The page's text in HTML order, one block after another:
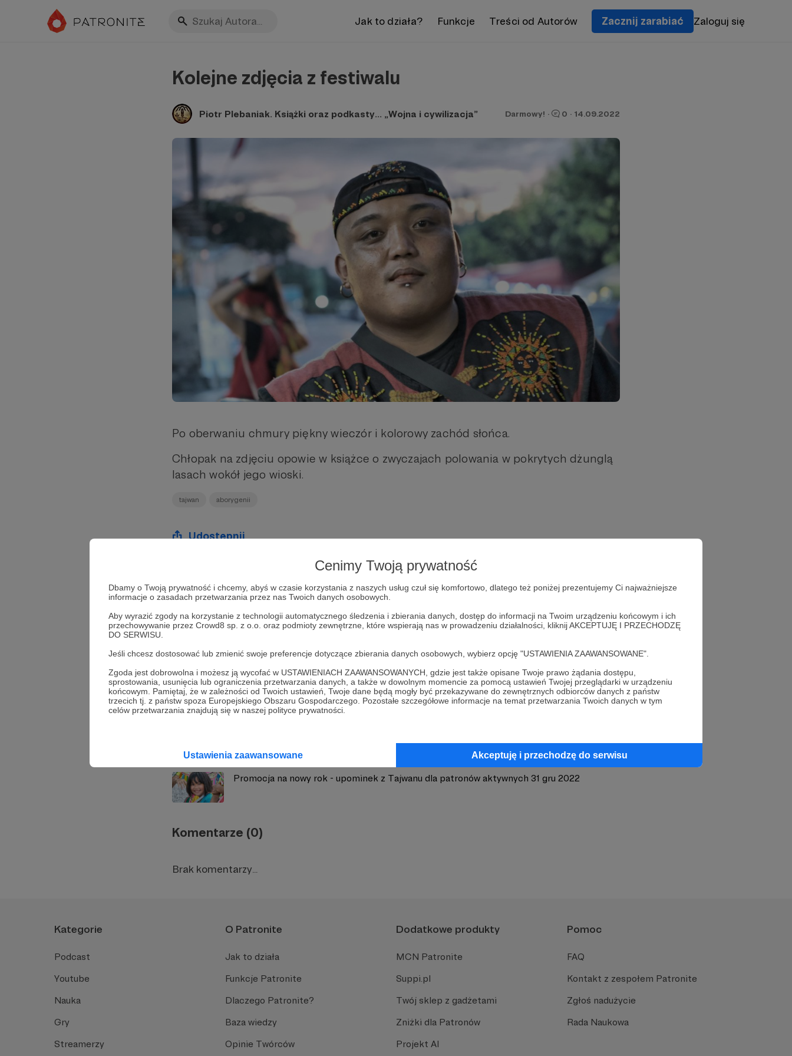
Cenimy Twoją prywatność
Dbamy o Twoją prywatność i chcemy, abyś w czasie korzystania z naszych usług czuł się komfortowo, dlatego też poniżej prezentujemy Ci najważniejsze
informacje o zasadach przetwarzania przez nas Twoich danych osobowych.
Aby wyrazić zgody na korzystanie z technologii automatycznego śledzenia i zbierania danych, dostęp do informacji na Twoim urządzeniu końcowym i ich
przechowywanie przez Crowd8 sp. z o.o. oraz podmioty zewnętrzne, które wspierają nas w prowadzeniu działalności, kliknij AKCEPTUJĘ I PRZECHODZĘ
DO SERWISU.
Jeśli chcesz dostosować lub zmienić swoje preferencje dotyczące zbierania danych osobowych, wybierz opcję "USTAWIENIA ZAAWANSOWANE".
Zgoda jest dobrowolna i możesz ją wycofać w USTAWIENIACH ZAAWANSOWANYCH, gdzie jest także opisane Twoje prawo żądania dostępu,
sprostowania, usunięcia lub ograniczenia przetwarzania danych, a także w dowolnym momencie za pomocą ustawień Twojej przeglądarki w urządzeniu
końcowym. Pamiętaj, że w zależności od Twoich ustawień, Twoje dane będą mogły być przekazywane do zewnętrznych odbiorców danych z państw
trzecich tj. z państw spoza Europejskiego Obszaru Gospodarczego. Pozostałe szczegółowe informacje na temat przetwarzania Twoich danych w tym
celów przetwarzania znajdują się w naszej polityce prywatności.
Ustawienia zaawansowane Akceptuję i przechodzę do serwisu
Jak to działa? Funkcje Treści od Autorów Zacznij zarabiać Zaloguj się
Kolejne zdjęcia z festiwalu
Piotr Plebaniak. Książki oraz podkasty... „Wojna i cywilizacja” Darmowy! · 0 · 14.09.2022
Po oberwaniu chmury piękny wieczór i kolorowy zachód słońca.
Chłopak na zdjęciu opowie w książce o zwyczajach polowania w pokrytych dżunglą
lasach wokół jego wioski.
tajwan aborygenii
Udostępnij
Piotr Plebaniak. Książki oraz podkasty... „Wojna i
cywilizacja”
Zobacz profil
autora
Zobacz również
Książka "Siły psychohistorii" gotowa!
Promocja na nowy rok - upominek z Tajwanu dla patronów aktywnych 31 gru 2022
Komentarze (0)
Brak komentarzy...
Kategorie
Podcast
Youtube
Nauka
Gry
Streamerzy
O Patronite
Jak to działa
Funkcje Patronite
Dlaczego Patronite?
Baza wiedzy
Opinie Twórców
Dodatkowe produkty
MCN Patronite
Suppi.pl
Twój sklep z gadżetami
Zniżki dla Patronów
Projekt AI
Pomoc
FAQ
Kontakt z zespołem Patronite
Zgłoś nadużycie
Rada Naukowa